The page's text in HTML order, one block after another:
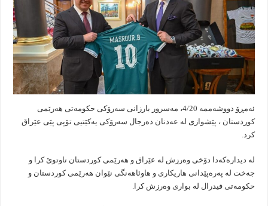
ئەمڕۆ دووشەممە 4/20، مەسرور بارزانی سەرۆکی حکومەتی هەرێمی
کوردستان ، پێشوازی لە عەدنان دەرجال سەرۆکی یەکێتیی تۆپی پێی عێراق
کرد.
لە دیدارەکەدا دۆخی وەرزش لە عێراق و هەرێمی کوردستان تاوتوێ کرا و
جەخت لە پەرەپێدانی هاریکاری و هاوئاهەنگی نێوان هەرێمی کوردستان و
حکومەتی فیدرال لە بواری وەرزش کرا.